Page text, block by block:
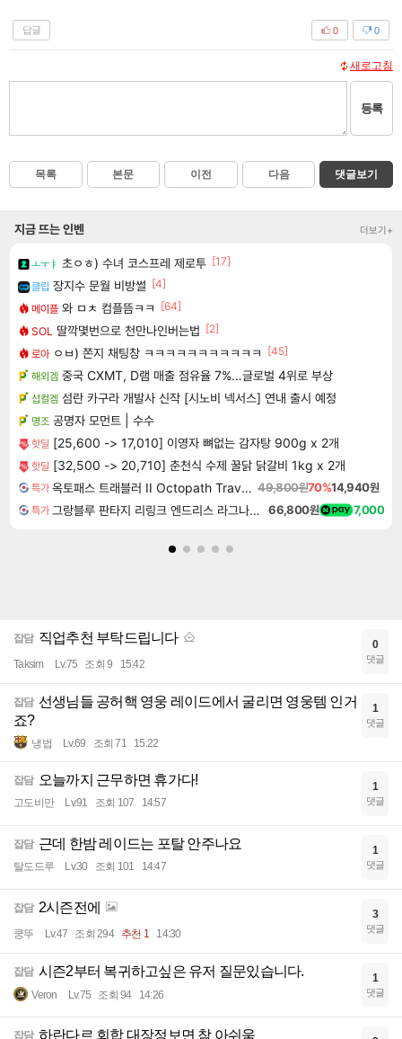
답글 0
0
새로고침
등록
목록 본문 이전 다음 댓글보기
지금 뜨는 인벤 더보기+
ㅗㅜㅑ 초ㅇㅎ) 수녀 코스프레 제로투 [17]
클립 장지수 문월 비방썰 [4]
메이플 와 ㅁㅊ 컴플뜸ㅋㅋ
[64]
SOL 딸깍몇번으로 천만나인버는법 [2]
로아 ㅇㅂ) 쫀지 채팅창 ㅋㅋㅋㅋㅋㅋㅋㅋㅋㅋㅋ
[45]
해외겜 중국 CXMT, D램 매출 점유율 7%…글로벌 4위로 부상
섭컬겜 섬란 카구라 개발사 신작 [시노비 넥서스] 연내 출시 예정
명조 공명자 모먼트 | 수수
핫딜 [25,600 -> 17,010] 이영자 뼈없는 감자탕 900g x 2개
핫딜 [32,500 -> 20,710] 춘천식 수제 꿀닭 닭갈비 1kg x 2개
특가 옥토패스 트래블러 II Octopath Traveler II 49,800원70%14,940원
특가 그랑블루 판타지 리링크 엔드리스 라그나로크 Granblue Fantasy Relink Endless Ragnarok 66,800원 7,000
잡담 직업추천 부탁드립니다
Taksim Lv.75 조회 9 15:42
0
댓글
잡담 선생님들 공허핵 영웅 레이드에서 굴리면 영웅템 인거
죠?
냉법 Lv.69 조회 71 15:22
1
댓글
잡담 오늘까지 근무하면 휴가다!
고도비만 Lv.91 조회 107 14:57
1
댓글
잡담 근데 한밤 레이드는 포탈 안주나요
탈도드루 Lv.30 조회 101 14:47
1
댓글
잡담 2시즌전에
쿵뚜 Lv.47 조회 294 추천 1 14:30
3
댓글
잡담 시즌2부터 복귀하고싶은 유저 질문있습니다.
Veron Lv.75 조회 94 14:26
1
댓글
잡담 하란다르 회합 대장정보면 참 아쉬움